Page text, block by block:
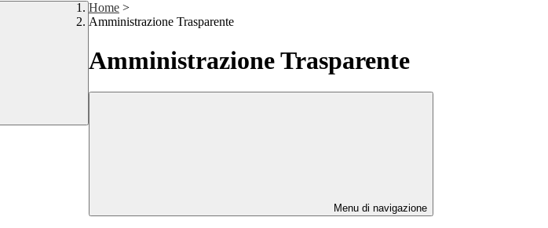
Home >
Amministrazione Trasparente
Amministrazione Trasparente
Menu di navigazione